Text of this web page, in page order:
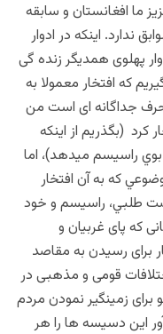
ما افغانستان و سابقه
ندارد. اینکه در ادوار
پهلوی همدیگر زنده گی
که افتخار معمولا به
جداگانه ای است من
کرد (بگذریم از اینکه
راسيسم ميدهد)، اما
که به آن افتخار
طلبي، راسيسم و خود
که پای غربیان و
برای رسیدن به مقاصد
قومی و مذهبی در
برای زمینگیر نمودن مردم
این دسیسه ها را هر